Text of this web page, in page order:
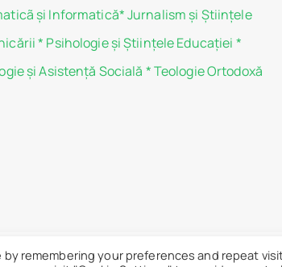
și Informatică*Jurnalism şi Ştiinţele
* Psihologie şi Ştiinţele Educaţiei *
şi Asistenţă Socială *Teologie Ortodoxă
remembering your preferences and repeat